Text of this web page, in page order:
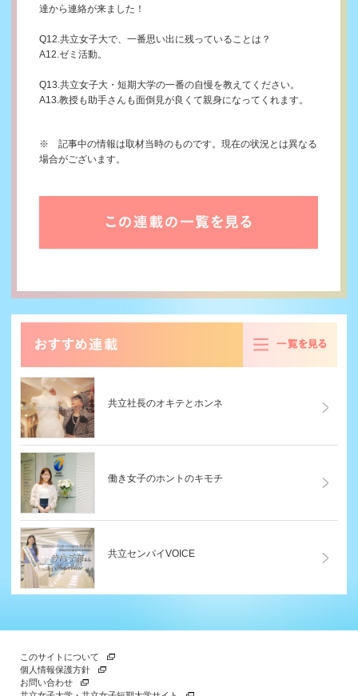
達から連絡が来ました！
Q12.共立女子大で、一番思い出に残っていることは？
A12.ゼミ活動。
Q13.共立女子大・短期大学の一番の自慢を教えてください。
A13.教授も助手さんも面倒見が良くて親身になってくれます。
※ 記事中の情報は取材当時のものです。現在の状況とは異なる
場合がございます。
共立社長のオキテとホンネ
働き女子のホントのキモチ
共立センパイVOICE
このサイトについて
個人情報保護方針
お問い合わせ